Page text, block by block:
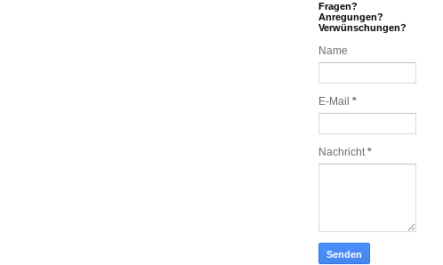
Fragen?
Anregungen?
Verwünschungen?
Name
E-Mail *
Nachricht*